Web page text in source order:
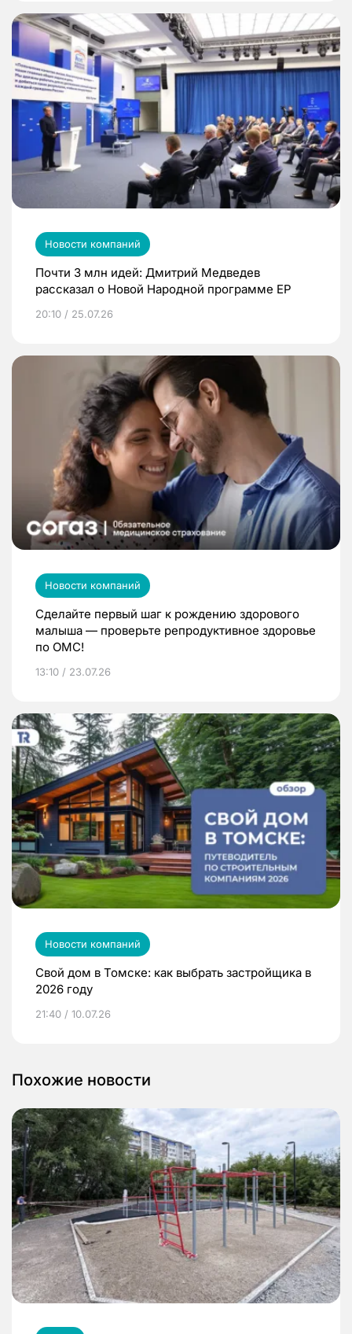
Новости компаний
Почти 3 млн идей: Дмитрий Медведев
рассказал о Новой Народной программе ЕР
20:10 / 25.07.26
Новости компаний
Сделайте первый шаг к рождению здорового
малыша — проверьте репродуктивное здоровье
по ОМС!
13:10 / 23.07.26
Новости компаний
Свой дом в Томске: как выбрать застройщика в
2026 году
21:40 / 10.07.26
Похожие новости